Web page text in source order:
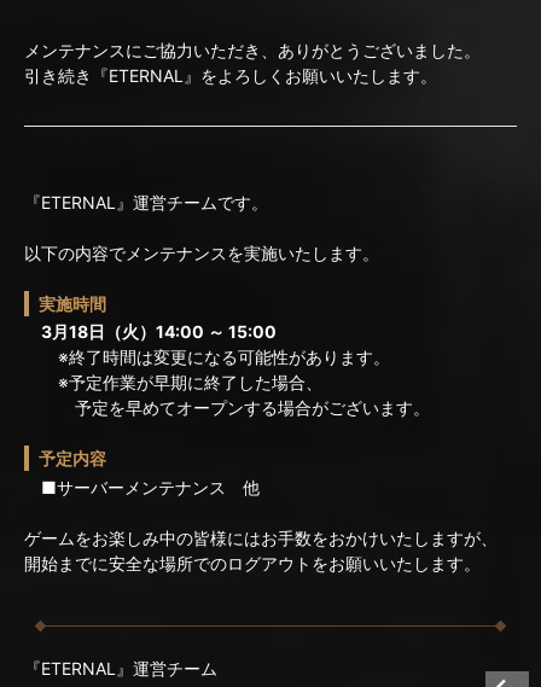
メンテナンスにご協力いただき、ありがとうございました。
引き続き『ETERNAL』をよろしくお願いいたします。
『ETERNAL』運営チームです。
以下の内容でメンテナンスを実施いたします。
実施時間
3月18日（火）14:00 ～ 15:00
※終了時間は変更になる可能性があります。
※予定作業が早期に終了した場合、
予定を早めてオープンする場合がございます。
予定内容
■サーバーメンテナンス 他
ゲームをお楽しみ中の皆様にはお手数をおかけいたしますが、
開始までに安全な場所でのログアウトをお願いいたします。
『ETERNAL』運営チーム